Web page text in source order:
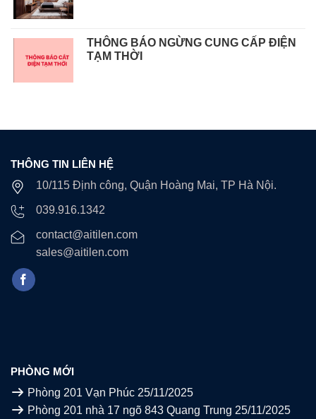
THÔNG BÁO NGỪNG CUNG CẤP ĐIỆN
TẠM THỜI
THÔNG TIN LIÊN HỆ
10/115 Định công, Quận Hoàng Mai, TP Hà Nội.
039.916.1342
contact@aitilen.com
sales@aitilen.com
PHÒNG MỚI
Phòng 201 Vạn Phúc 25/11/2025
Phòng 201 nhà 17 ngõ 843 Quang Trung 25/11/2025